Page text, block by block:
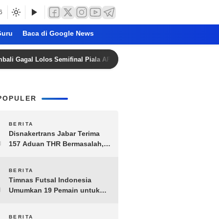
Baca di Google News
Lolos Semifinal Piala AFF Dua Edisi Beruntun
BERITA
Disnakertrans Jabar Terima
157 Aduan THR Bermasalah,
BERITA
Timnas Futsal Indonesia
Umumkan 19 Pemain untuk
BERITA